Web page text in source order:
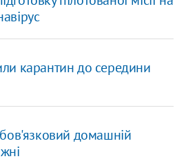
карантин до середини
домашній